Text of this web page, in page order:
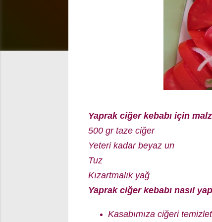
Yaprak ciğer kebabı için
500 gr taze ciğer
Yeteri kadar beyaz un
Tuz
Kızartmalık yağ
Yaprak ciğer kebabı nasıl
Kasabımıza ciğeri